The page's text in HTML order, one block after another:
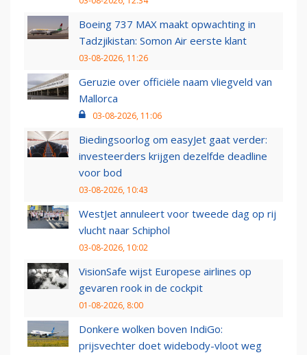
Boeing 737 MAX maakt opwachting in
Tadzjikistan: Somon Air eerste klant
03-08-2026, 11:26
Geruzie over officiële naam vliegveld van
Mallorca
03-08-2026, 11:06
Biedingsoorlog om easyJet gaat verder:
investeerders krijgen dezelfde deadline
voor bod
03-08-2026, 10:43
WestJet annuleert voor tweede dag op rij
vlucht naar Schiphol
03-08-2026, 10:02
VisionSafe wijst Europese airlines op
gevaren rook in de cockpit
01-08-2026, 8:00
Donkere wolken boven IndiGo:
prijsvechter doet widebody-vloot weg